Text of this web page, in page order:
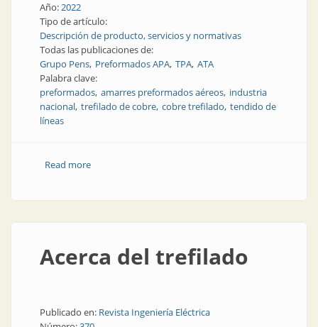
Año:2022
Tipo de artículo:
Descripción de producto, servicios y normativas
Todas las publicaciones de:
Grupo Pens Preformados APA TPA ATA
Palabra clave:
preformados amarres preformados aéreos industria
nacional trefilado de cobre cobre trefilado tendido de
líneas
Read moreabout Seguridad y sujeción en todas las conexiones
Acerca del trefilado
Publicado en: Revista Ingeniería Eléctrica